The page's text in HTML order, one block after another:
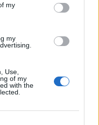
my
my
Use,
of my
with the
15 anni dal 1°
come
il controllo